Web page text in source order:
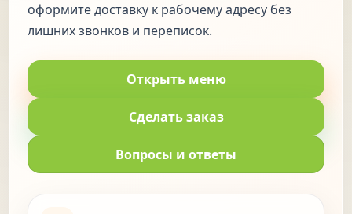
оформите доставку к рабочему адресу без
лишних звонков и переписок.
Открыть меню
Сделать заказ
Вопросы и ответы